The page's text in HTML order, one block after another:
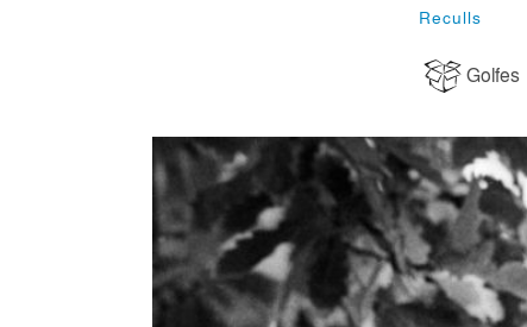
Reculls
Golfes